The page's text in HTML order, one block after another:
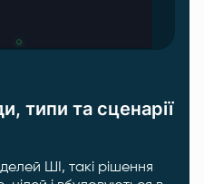
типи та сценарії
ШІ, такі рішення